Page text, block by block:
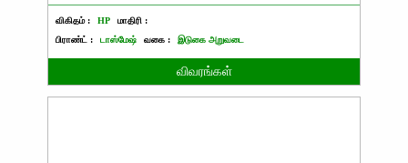
விகிதம் : HP
மாதிரி :
பிராண்ட் :
டாஸ்மேஷ் வகை : இடுகை அறுவடை
விவரங்கள்